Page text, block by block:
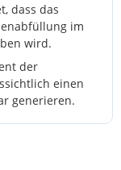
dass das
im
wird.
der
einen
generieren.